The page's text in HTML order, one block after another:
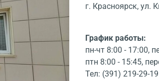
г. Красноярск, ул.
График работы:
пн-чт 8:00 - 17:00,
птн 8:00 - 15:45,
Тел: (391) 219-29-19